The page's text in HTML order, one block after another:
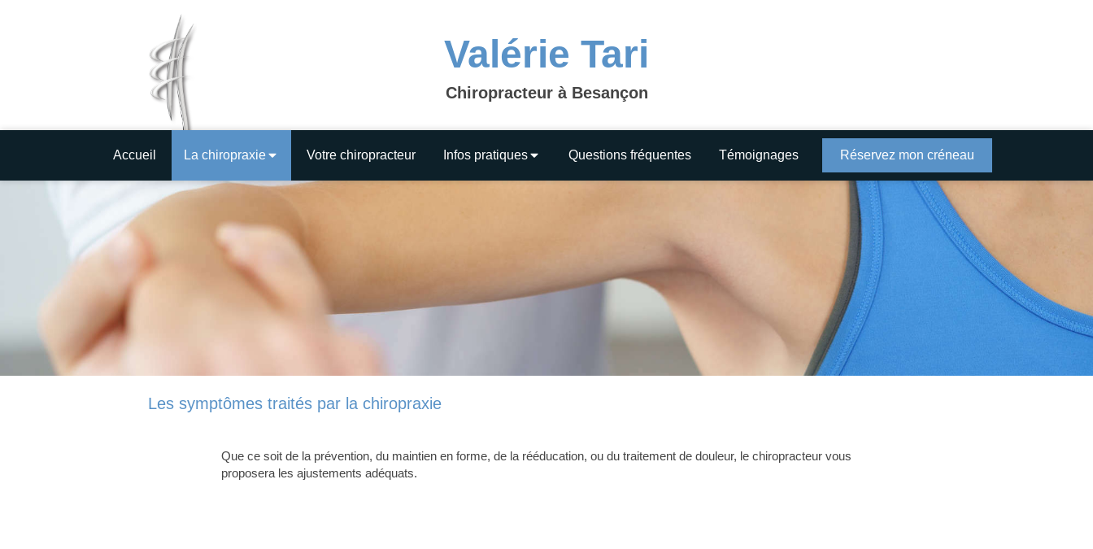
Valérie Tari
Chiropracteur à Besançon
Accueil La chiropraxie Votre chiropracteur Infos pratiques Questions fréquentes Témoignages Réservez mon créneau
Les symptômes traités par la chiropraxie
Que ce soit de la prévention, du maintien en forme, de la rééducation, ou du traitement de douleur, le chiropracteur vous
proposera les ajustements adéquats.